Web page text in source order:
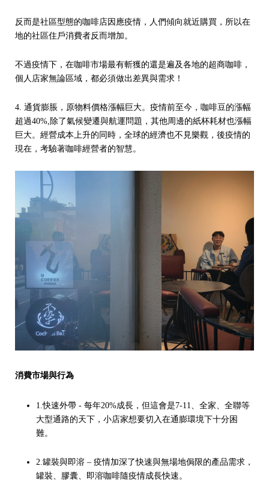
反而是社區型態的咖啡店因應疫情，人們傾向就近購買，所以在
地的社區住戶消費者反而增加。
不過疫情下，在咖啡市場最有斬獲的還是遍及各地的超商咖啡，
個人店家無論區域，都必須做出差異與需求！
4. 通貨膨脹，原物料價格漲幅巨大。疫情前至今，咖啡豆的漲幅
超過40%,除了氣候變遷與航運問題，其他周邊的紙杯耗材也漲幅
巨大。經營成本上升的同時，全球的經濟也不見樂觀，後疫情的
現在，考驗著咖啡經營者的智慧。
消費市場與行為
1.快速外帶 - 每年20%成長，但這會是7-11、全家、全聯等
大型通路的天下，小店家想要切入在通膨環境下十分困
難。
2.罐裝與即溶 – 疫情加深了快速與無場地侷限的產品需求，
罐裝、膠囊、即溶咖啡隨疫情成長快速。